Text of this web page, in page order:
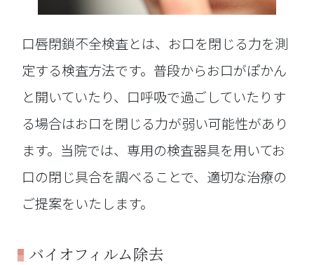
口唇閉鎖不全検査とは、お口を閉じる力を測
定する検査方法です。普段からお口がぽかん
と開いていたり、口呼吸で過ごしていたりす
る場合はお口を閉じる力が弱い可能性があり
ます。当院では、専用の検査器具を用いてお
口の閉じ具合を調べることで、適切な治療の
ご提案をいたします。
バイオフィルム除去